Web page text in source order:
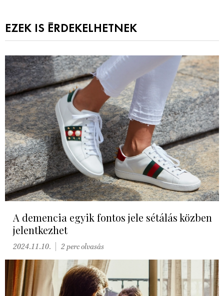
EZEK IS ÉRDEKELHETNEK
A demencia egyik fontos jele sétálás közben
jelentkezhet
2024.11.10. 2 perc olvasás